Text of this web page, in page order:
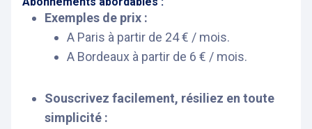
Exemples de prix :
A Paris à partir de 24 € / mois.
A Bordeaux à partir de 6 € / mois.
Souscrivez facilement, résiliez en toute
simplicité :